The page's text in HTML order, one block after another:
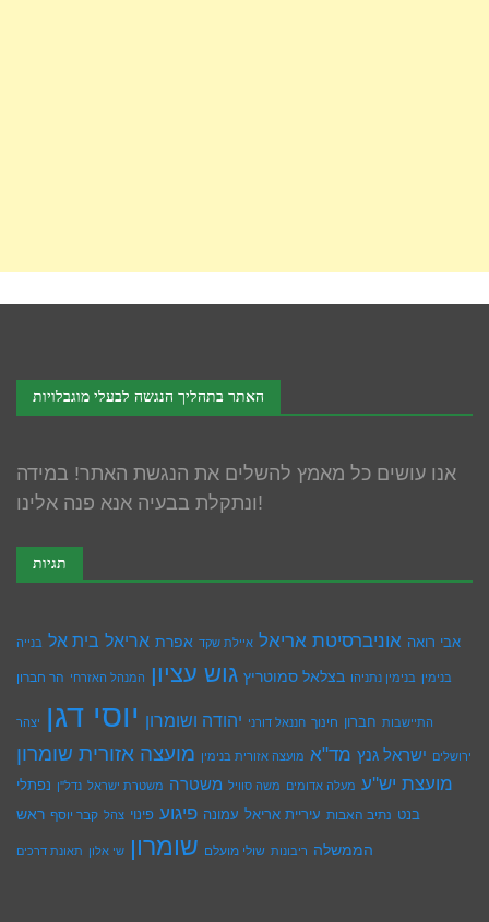
האתר בתהליך הנגשה לבעלי מוגבלויות
אנו עושים כל מאמץ להשלים את הנגשת האתר! במידה
ונתקלת בבעיה אנא פנה אלינו!
תגיות
אבי רואה אוניברסיטת אריאל איילת שקד אפרת אריאל בית אל בנייה
בנימין בנימין נתניהו בצלאל סמוטריץ גוש עציון המנהל האזרחי הר חברון
התיישבות חברון חינוך חננאל דורני יהודה ושומרון יוסי דגן יצהר
ירושלים ישראל גנץ מד"א מועצה אזורית בנימין מועצה אזורית שומרון
מועצת יש''ע מעלה אדומים משה סוויל משטרה משטרת ישראל נדל''ן נפתלי
בנט נתיב האבות עיריית אריאל עמונה פיגוע פינוי צהל קבר יוסף ראש
הממשלה ריבונות שולי מועלם שומרון שי אלון תאונת דרכים